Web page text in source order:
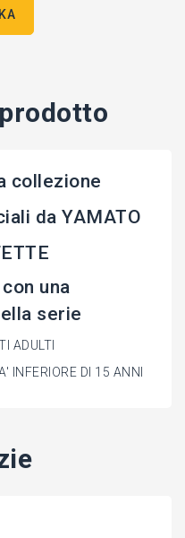
collezione
da YAMATO
una
serie
ADULTI
INFERIORE DI 15 ANNI